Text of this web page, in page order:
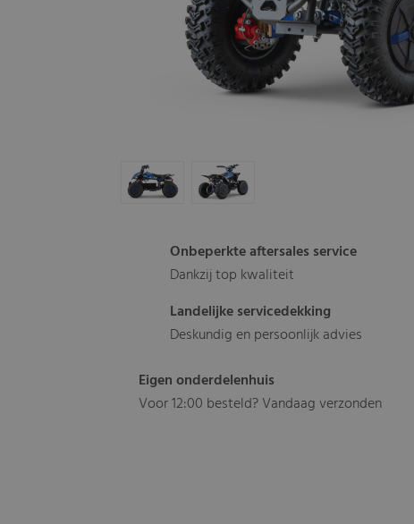
Onbeperkte aftersales service
Dankzij top kwaliteit
Landelijke servicedekking
Deskundig en persoonlijk advies
Eigen onderdelenhuis
Voor 12:00 besteld? Vandaag verzonden